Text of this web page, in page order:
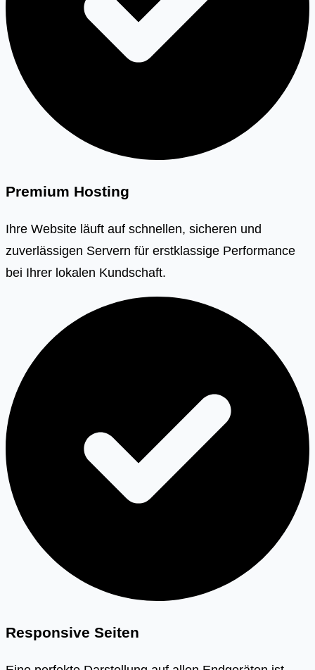
Premium Hosting
Ihre Website läuft auf schnellen, sicheren und
zuverlässigen Servern für erstklassige Performance
bei Ihrer lokalen Kundschaft.
Responsive Seiten